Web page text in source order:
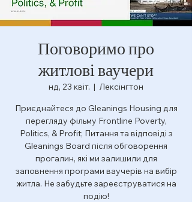
Поговоримо про
житлові ваучери
нд, 23 квіт.
  |
Лексінгтон
Приєднайтеся до Gleanings Housing для
перегляду фільму Frontline Poverty,
Politics, & Profit; Питання та відповіді з
Gleanings Board після обговорення
прогалин, які ми залишили для
заповнення програми ваучерів на вибір
житла. Не забудьте зареєструватися на
подію!